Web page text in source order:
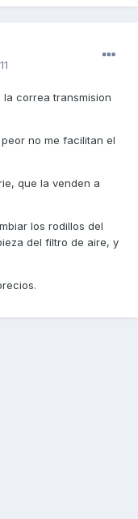
correa transmision
no me facilitan el
que la venden a
los rodillos del
del filtro de aire, y